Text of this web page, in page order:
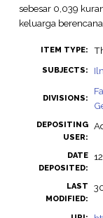
sebesar 0,039
keluarga berencana
ITEM TYPE:
SUBJECTS:
DIVISIONS:
DEPOSITING
USER:
DATE
DEPOSITED:
LAST
MODIFIED: